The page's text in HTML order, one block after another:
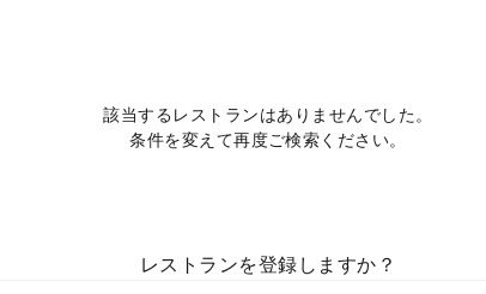
該当するレストランはありませんでした。
条件を変えて再度ご検索ください。
レストランを登録しますか？